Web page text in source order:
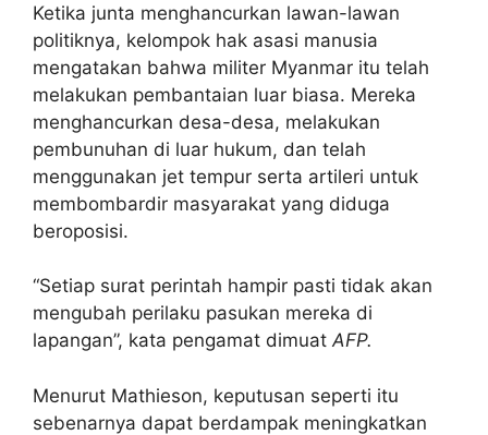
Ketika junta menghancurkan lawan-lawan
politiknya, kelompok hak asasi manusia
mengatakan bahwa militer Myanmar itu telah
melakukan pembantaian luar biasa. Mereka
menghancurkan desa-desa, melakukan
pembunuhan di luar hukum, dan telah
menggunakan jet tempur serta artileri untuk
membombardir masyarakat yang diduga
beroposisi.
“Setiap surat perintah hampir pasti tidak akan
mengubah perilaku pasukan mereka di
lapangan”, kata pengamat dimuatAFP.
Menurut Mathieson, keputusan seperti itu
sebenarnya dapat berdampak meningkatkan